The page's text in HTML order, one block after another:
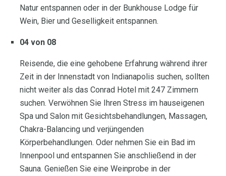
Natur entspannen oder in der Bunkhouse Lodge für
Wein, Bier und Geselligkeit entspannen.
04 von 08
Reisende, die eine gehobene Erfahrung während ihrer
Zeit in der Innenstadt von Indianapolis suchen, sollten
nicht weiter als das Conrad Hotel mit 247 Zimmern
suchen. Verwöhnen Sie Ihren Stress im hauseigenen
Spa und Salon mit Gesichtsbehandlungen, Massagen,
Chakra-Balancing und verjüngenden
Körperbehandlungen. Oder nehmen Sie ein Bad im
Innenpool und entspannen Sie anschließend in der
Sauna. Genießen Sie eine Weinprobe in der